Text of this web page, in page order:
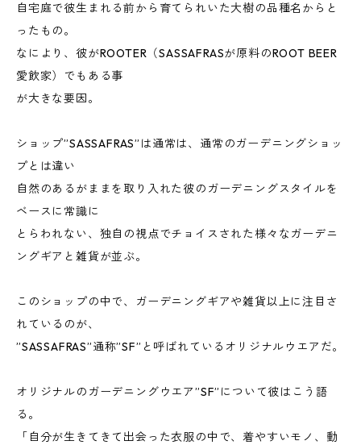
自宅庭で彼生まれる前から育てられいた大樹の品種名からと
ったもの。
なにより、彼がROOTER（SASSAFRASが原料のROOT BEER
愛飲家）でもある事
が大きな要因。
ショップ”SASSAFRAS”は通常は、通常のガーデニングショッ
プとは違い
自然のあるがままを取り入れた彼のガーデニングスタイルを
ベースに常識に
とらわれない、独自の視点でチョイスされた様々なガーデニ
ングギアと雑貨が並ぶ。
このショップの中で、ガーデニングギアや雑貨以上に注目さ
れているのが、
”SASSAFRAS”通称”SF”と呼ばれているオリジナルウエアだ。
オリジナルのガーデニングウエア”SF”について彼はこう語
る。
「自分が生きてきて出会った衣服の中で、着やすいモノ、動